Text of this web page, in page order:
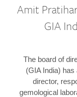
Amit
GIA
The board of
(GIA India)
director,
gemological